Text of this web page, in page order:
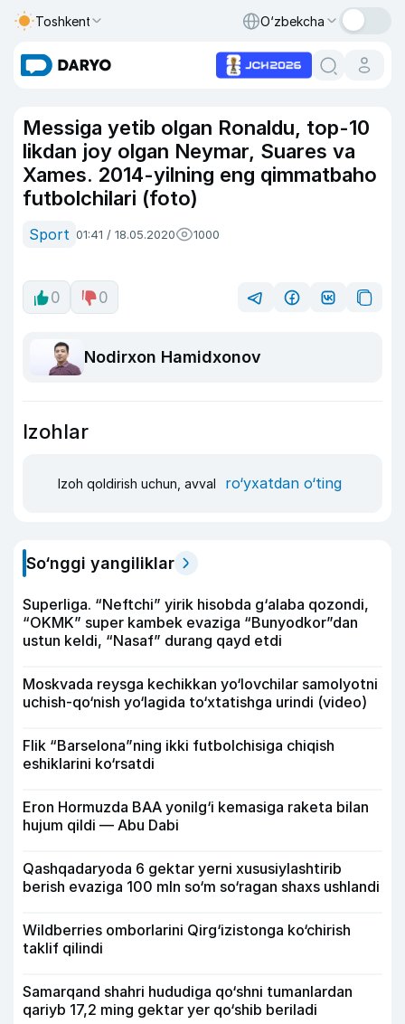
Toshkent O‘zbekcha
Messiga yetib olgan Ronaldu, top-10
likdan joy olgan Neymar, Suares va
Xames. 2014-yilning eng qimmatbaho
futbolchilari (foto)
Sport 01:41 / 18.05.2020 1000
0 0
Nodirxon Hamidxonov
Izohlar
Izoh qoldirish uchun, avval ro‘yxatdan o‘ting
So‘nggi yangiliklar
Superliga. “Neftchi” yirik hisobda g‘alaba qozondi,
“OKMK” super kambek evaziga “Bunyodkor”dan
ustun keldi, “Nasaf” durang qayd etdi
Moskvada reysga kechikkan yo‘lovchilar samolyotni
uchish-qo‘nish yo‘lagida to‘xtatishga urindi (video)
Flik “Barselona”ning ikki futbolchisiga chiqish
eshiklarini ko‘rsatdi
Eron Hormuzda BAA yonilg‘i kemasiga raketa bilan
hujum qildi — Abu Dabi
Qashqadaryoda 6 gektar yerni xususiylashtirib
berish evaziga 100 mln so‘m so‘ragan shaxs ushlandi
Wildberries omborlarini Qirg‘izistonga ko‘chirish
taklif qilindi
Samarqand shahri hududiga qo‘shni tumanlardan
qariyb 17,2 ming gektar yer qo‘shib beriladi